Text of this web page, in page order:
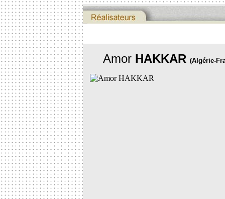
Amor HAKKAR (Algérie-